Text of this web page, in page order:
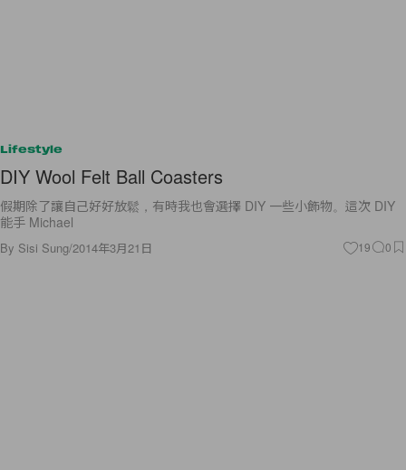
Lifestyle
DIY Wool Felt Ball Coasters
假期除了讓自己好好放鬆，有時我也會選擇 DIY 一些小飾物。這次 DIY
能手 Michael
By Sisi Sung/2014年3月21日 19 0